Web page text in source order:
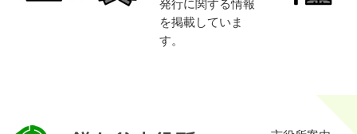
発行に関する情報
を掲載していま
す。